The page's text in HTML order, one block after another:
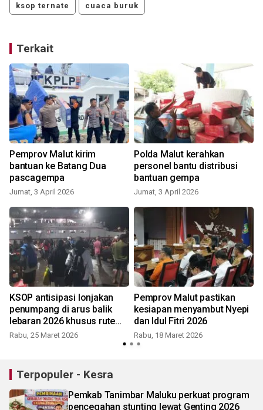
ksop ternate cuaca buruk
Terkait
Pemprov Malut kirim
bantuan ke Batang Dua
pascagempa
Jumat, 3 April 2026
Polda Malut kerahkan
personel bantu distribusi
bantuan gempa
Jumat, 3 April 2026
KSOP antisipasi lonjakan
penumpang di arus balik
lebaran 2026 khusus rute
antarpulau
Rabu, 25 Maret 2026
Pemprov Malut pastikan
kesiapan menyambut Nyepi
dan Idul Fitri 2026
Rabu, 18 Maret 2026
Terpopuler - Kesra
Pemkab Tanimbar Maluku perkuat program
pencegahan stunting lewat Genting 2026